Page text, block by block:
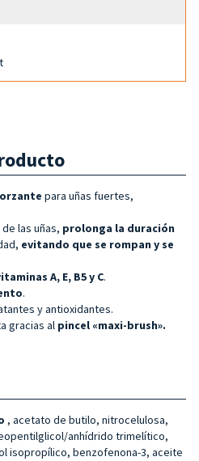
para uñas fuertes,
de las uñas, prolonga la duración
evitando que se rompan y se
A, E, B5 y C.
.
y antioxidantes.
gracias al pincel «maxi-brush».
, acetato de butilo, nitrocelulosa,
anhídrido trimelítico,
isopropílico, benzofenona-3, aceite